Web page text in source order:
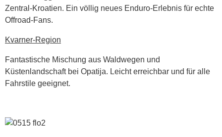
Zentral-Kroatien. Ein völlig neues Enduro-Erlebnis für echte
Offroad-Fans.
Kvarner-Region
Fantastische Mischung aus Waldwegen und
Küstenlandschaft bei Opatija. Leicht erreichbar und für alle
Fahrstile geeignet.